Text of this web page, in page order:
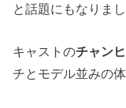
と話題にもなりま
キャストのチャン
チとモデル並みの